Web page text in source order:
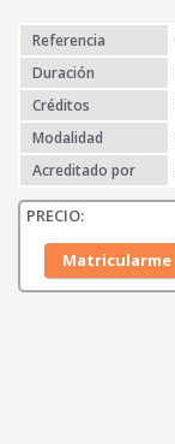
Referencia
Duración
Créditos
Modalidad
Acreditado por
Matricularme